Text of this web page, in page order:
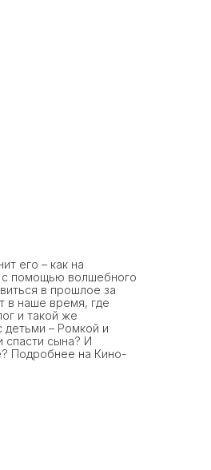
его – как на
с помощью волшебного
в прошлое за
в наше время, где
и такой же
детьми – Ромкой и
спасти сына? И
Подробнее на Кино-